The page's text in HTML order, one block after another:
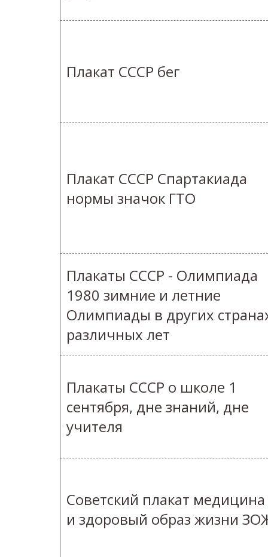
Плакат СССР бег
Плакат СССР Спартакиада
нормы значок ГТО
Плакаты СССР - Олимпиада
1980 зимние и летние
Олимпиады в других
различных лет
Плакаты СССР о школе 1
сентября, дне знаний, дне
учителя
Советский плакат медицина
и здоровый образ жизни